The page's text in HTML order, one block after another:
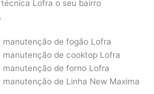
Lofra o seu bairro
manutenção de fogão Lofra
manutenção de cooktop Lofra
manutenção de forno Lofra
de Linha New Maxima